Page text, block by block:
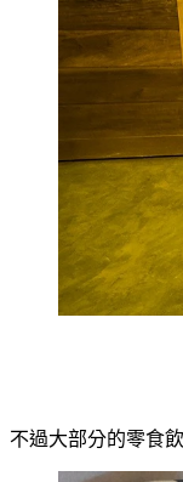
不過大部分的零食